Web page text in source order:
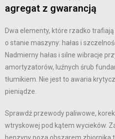
agregat z gwarancją
Dwa elementy, które rzadko
o stanie maszyny: hałas i
Nadmierny hałas i silne wibracje
amortyzatorów, luźnych śrub
tłumikiem. Nie jest to awaria
pieniądze.
Sprawdź przewody paliwowe,
wtryskowej pod kątem wycieków.